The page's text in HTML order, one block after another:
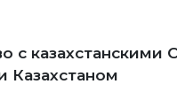
с
Казахстаном